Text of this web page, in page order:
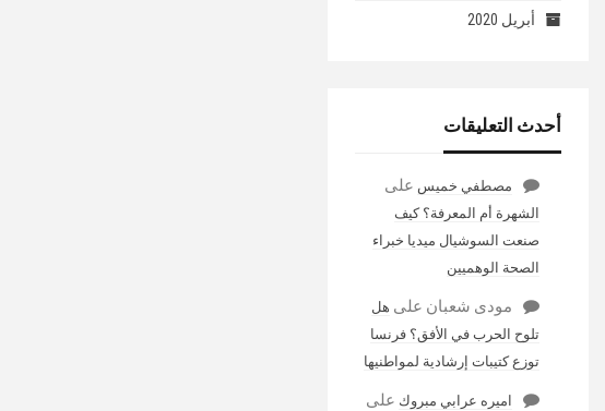
أبريل 2020
أحدث التعليقات
مصطفي خميس على
الشهرة أم المعرفة؟ كيف
صنعت السوشيال ميديا خبراء
الصحة الوهميين
مودى شعبان على هل
تلوح الحرب في الأفق؟ فرنسا
توزع كتيبات إرشادية لمواطنيها
اميره عرابي مبروك على